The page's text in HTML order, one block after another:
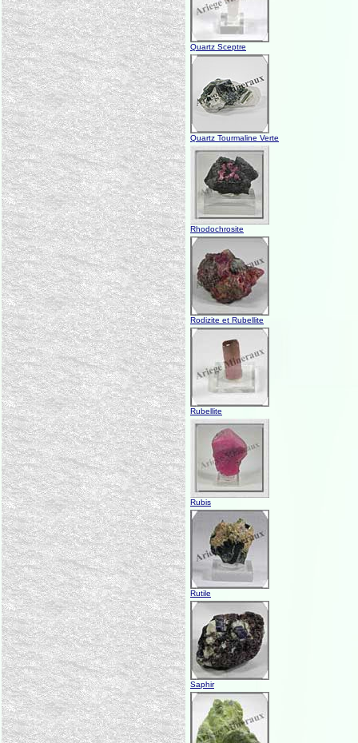
Quartz Sceptre
Quartz Tourmaline Verte
Rhodochrosite
Rodizite et Rubellite
Rubellite
Rubis
Rutile
Saphir